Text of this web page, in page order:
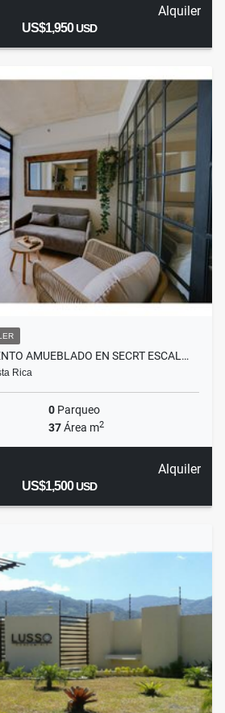
Alquiler
US$1,950USD
AMUEBLADO EN SECRT ESCAL…
Rica
0 Parqueo
37Área m2
Alquiler
US$1,500USD